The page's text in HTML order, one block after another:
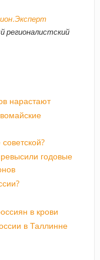
регионалистский
нарастают
годовые
в крови
в Таллинне